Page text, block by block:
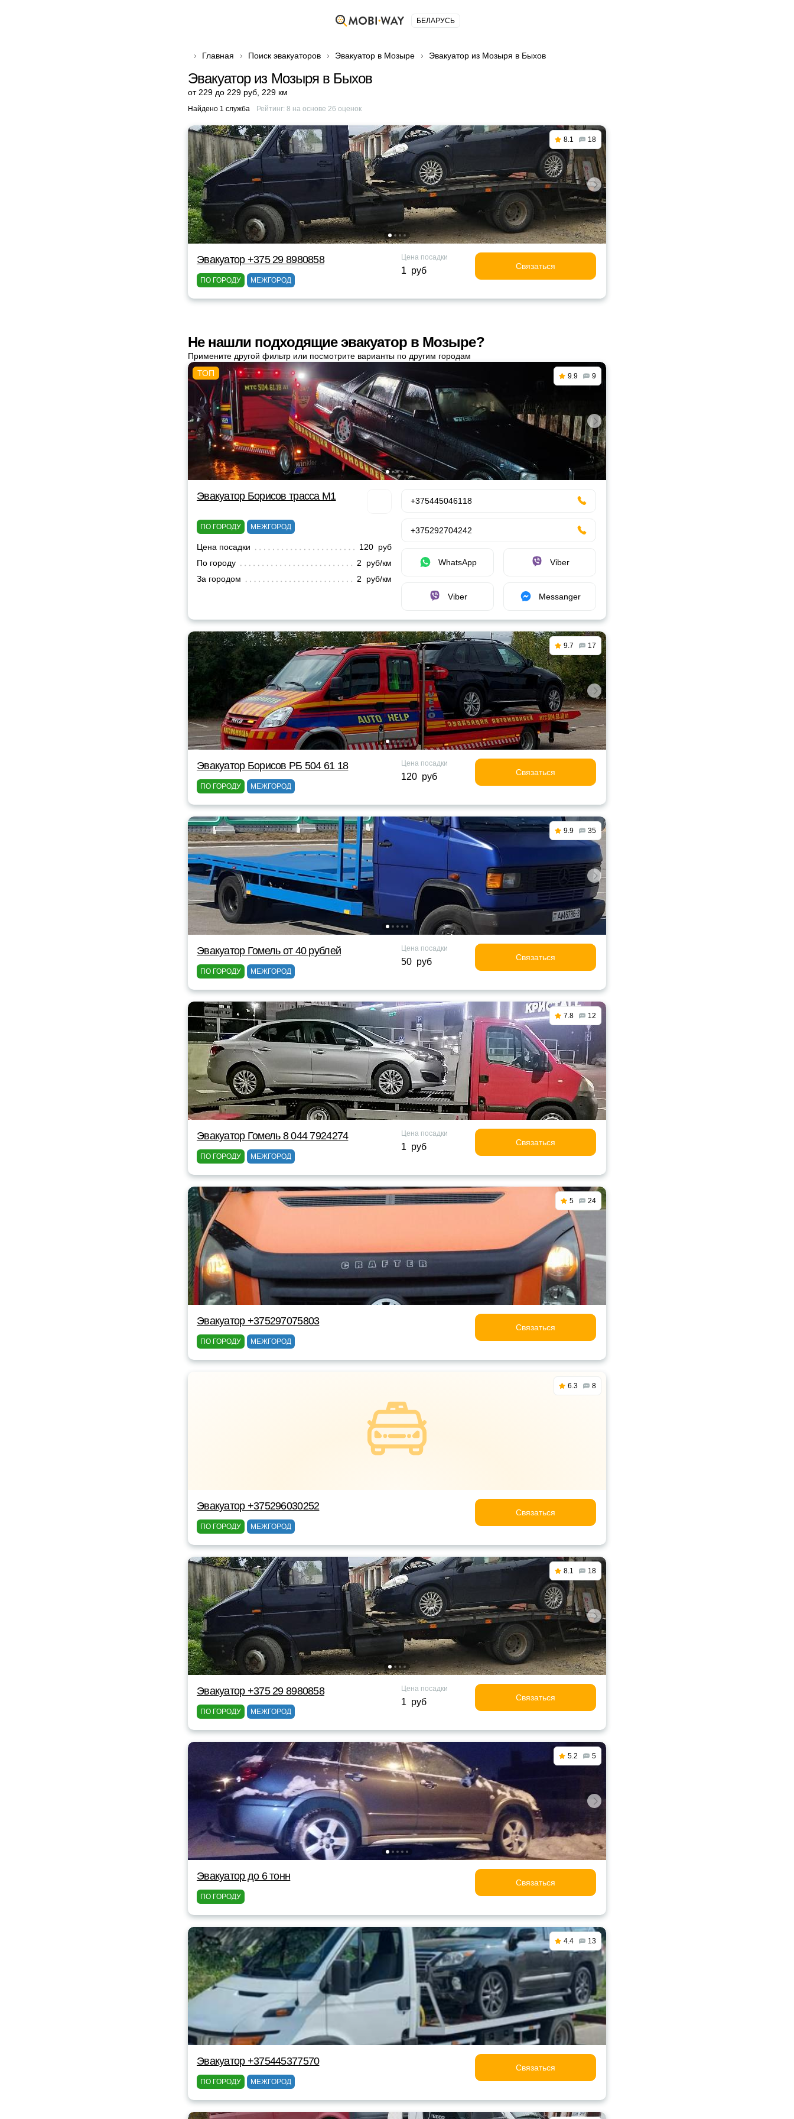
БЕЛАРУСЬ
Главная Поиск эвакуаторов Эвакуатор в Мозыре Эвакуатор из Мозыря в Быхов
Эвакуатор из Мозыря в Быхов
от 229 до 229 руб 229 км
Найдено 1 служба Рейтинг: 8 на основе 26 оценок
8.1 18
Эвакуатор +375 29 8980858
ПО ГОРОДУ МЕЖГОРОД
Цена посадки
1 руб Связаться
Не нашли подходящие эвакуатор в Мозыре?
Примените другой фильтр или посмотрите варианты по другим городам
9.9 9
Эвакуатор Борисов трасса М1
ПО ГОРОДУ МЕЖГОРОД
Цена посадки
120 руб
По городу
2 руб/км
За городом
2 руб/км
+375445046118
+375292704242
WhatsApp Viber
Viber Messanger
9.7 17
Эвакуатор Борисов РБ 504 61 18
ПО ГОРОДУ МЕЖГОРОД
Цена посадки
120 руб Связаться
9.9 35
Эвакуатор Гомель от 40 рублей
ПО ГОРОДУ МЕЖГОРОД
Цена посадки
50 руб Связаться
7.8 12
Эвакуатор Гомель 8 044 7924274
ПО ГОРОДУ МЕЖГОРОД
Цена посадки
1 руб Связаться
5 24
Эвакуатор +375297075803
ПО ГОРОДУ МЕЖГОРОД
Связаться
6.3 8
Эвакуатор +375296030252
ПО ГОРОДУ МЕЖГОРОД
Связаться
8.1 18
Эвакуатор +375 29 8980858
ПО ГОРОДУ МЕЖГОРОД
Цена посадки
1 руб Связаться
5.2 5
Эвакуатор до 6 тонн
ПО ГОРОДУ
Связаться
4.4 13
Эвакуатор +375445377570
ПО ГОРОДУ МЕЖГОРОД
Связаться